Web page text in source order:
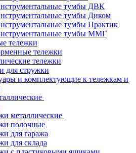
тумбы ДВК
тумбы Диком
тумбы Практик
тумбы ММГ
тележки
тележки
тележки
для стружки
и комплектующие к тележкам и
металлические
полочные
для гаража
для склада